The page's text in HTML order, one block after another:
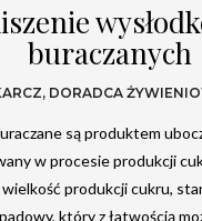
buraczanych
DORADCA
są produktem
w procesie produkcji
wielkość produkcji cukru,
który z łatwością